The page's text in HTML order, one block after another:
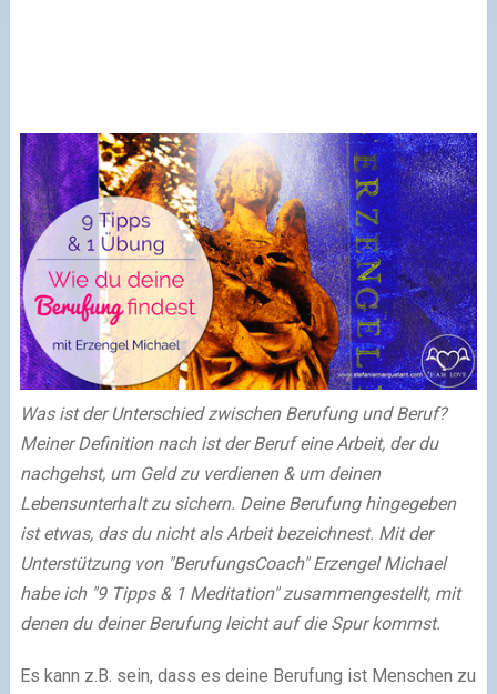
Was ist der Unterschied zwischen Berufung und Beruf?
Meiner Definition nach ist der Beruf eine Arbeit, der du
nachgehst, um Geld zu verdienen & um deinen
Lebensunterhalt zu sichern. Deine Berufung hingegeben
ist etwas, das du nicht als Arbeit bezeichnest. Mit der
Unterstützung von "BerufungsCoach" Erzengel Michael
habe ich "9 Tipps & 1 Meditation" zusammengestellt, mit
denen du deiner Berufung leicht auf die Spur kommst.
Es kann z.B. sein, dass es deine Berufung ist Menschen zu